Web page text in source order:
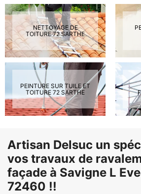
NETTOYAGE DE
TOITURE 72 SARTHE
PEINTURE SUR TUILE ET
TOITURE 72 SARTHE
Artisan Delsuc un
vos travaux de
façade à Savigne L
72460 !!